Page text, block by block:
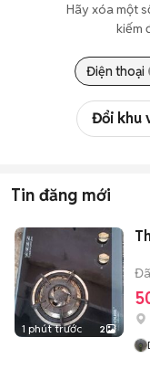
Hãy xóa một
kiếm
Điện thoại
Đổi khu
Tin đăng mới
1 phút trước 2